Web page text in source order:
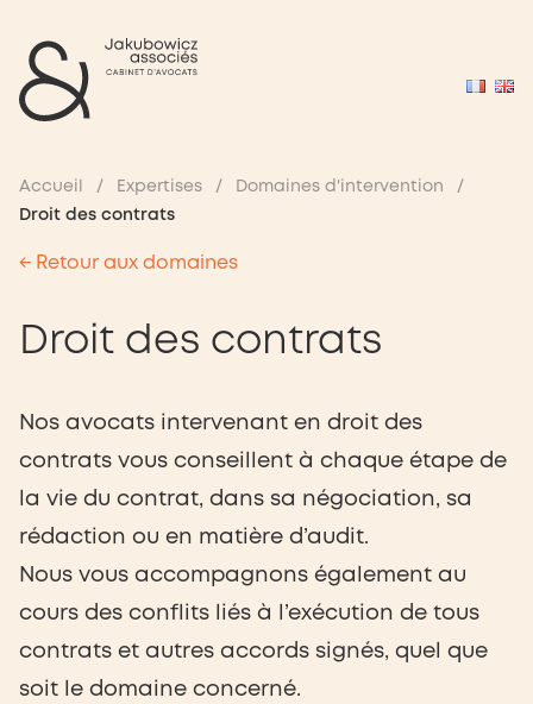
Accueil / Expertises / Domaines d'intervention
/
Droit des contrats
← Retour aux domaines
Droit des contrats
Nos avocats intervenant en droit des
contrats vous conseillent à chaque étape de
la vie du contrat, dans sa négociation, sa
rédaction ou en matière d’audit.
Nous vous accompagnons également au
cours des conflits liés à l’exécution de tous
contrats et autres accords signés, quel que
soit le domaine concerné.